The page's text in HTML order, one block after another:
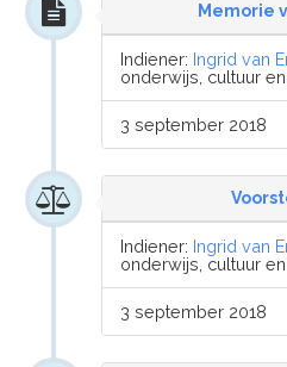
Memorie
Indiener: Ingrid van
onderwijs, cultuur
3 september 2018
Indiener: Ingrid van
onderwijs, cultuur
3 september 2018